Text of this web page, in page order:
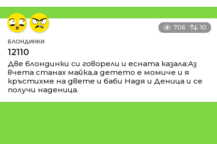
706 10
БЛОНДИНКИ
12110
Две блондинки си говорели и есната казала:Аз
вчета станах майка,а детето е момиче и я
кръстихме на двете и баби Надя и Деница и се
получи наденица.